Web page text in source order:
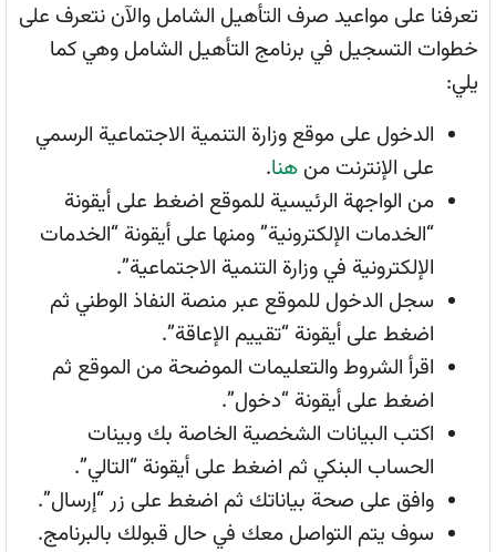
تعرفنا على مواعيد صرف التأهيل الشامل والآن نتعرف على
خطوات التسجيل في برنامج التأهيل الشامل وهي كما
يلي:
الدخول على موقع وزارة التنمية الاجتماعية الرسمي
على الإنترنت من هنا.
من الواجهة الرئيسية للموقع اضغط على أيقونة
“الخدمات الإلكترونية” ومنها على أيقونة “الخدمات
الإلكترونية في وزارة التنمية الاجتماعية”.
سجل الدخول للموقع عبر منصة النفاذ الوطني ثم
اضغط على أيقونة “تقييم الإعاقة”.
اقرأ الشروط والتعليمات الموضحة من الموقع ثم
اضغط على أيقونة “دخول”.
اكتب البيانات الشخصية الخاصة بك وبينات
الحساب البنكي ثم اضغط على أيقونة “التالي”.
وافق على صحة بياناتك ثم اضغط على زر “إرسال”.
سوف يتم التواصل معك في حال قبولك بالبرنامج.